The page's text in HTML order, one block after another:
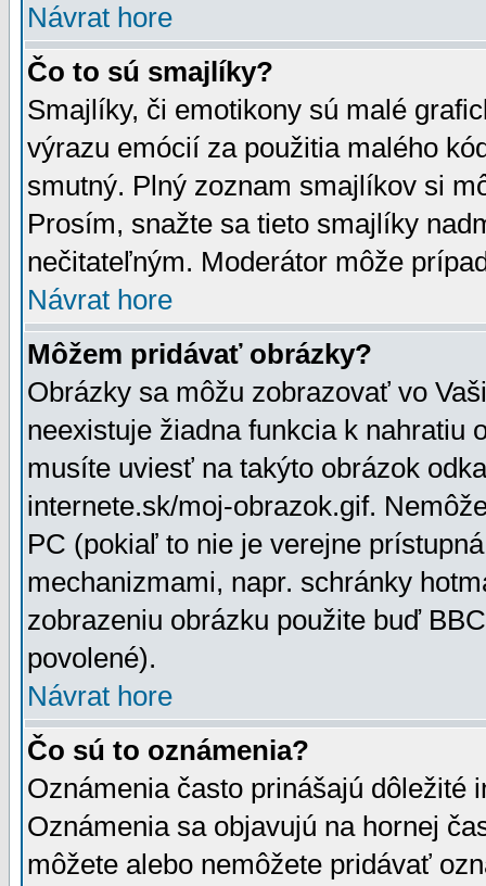
Návrat hore
Čo to sú smajlíky?
Smajlíky, či emotikony sú malé
výrazu emócií za použitia malého
smutný. Plný zoznam smajlíkov si
Prosím, snažte sa tieto smajlíky
nečitateľným. Moderátor môže
Návrat hore
Môžem pridávať obrázky?
Obrázky sa môžu zobrazovať vo
neexistuje žiadna funkcia k nahratiu
musíte uviesť na takýto obrázok
internete.sk/moj-obrazok.gif.
PC (pokiaľ to nie je verejne
mechanizmami, napr. schránky
zobrazeniu obrázku použite buď
povolené).
Návrat hore
Čo sú to oznámenia?
Oznámenia často prinášajú dôležité
Oznámenia sa objavujú na hornej
môžete alebo nemôžete pridávať